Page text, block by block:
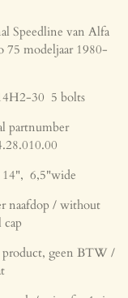
Speedline van Alfa
75 modeljaar 1980-
30 5 bolts
partnumber
14", 6,5"wide
naafdop / without
cap
product, geen BTW /